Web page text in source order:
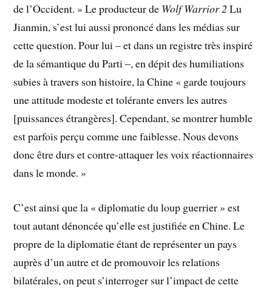
de l’Occident. » Le producteur de Wolf Warrior 2 Lu
Jianmin, s’est lui aussi prononcé dans les médias sur
cette question. Pour lui – et dans un registre très inspiré
de la sémantique du Parti –, en dépit des humiliations
subies à travers son histoire, la Chine « garde toujours
une attitude modeste et tolérante envers les autres
[puissances étrangères]. Cependant, se montrer humble
est parfois perçu comme une faiblesse. Nous devons
donc être durs et contre-attaquer les voix réactionnaires
dans le monde. »
C’est ainsi que la « diplomatie du loup guerrier » est
tout autant dénoncée qu’elle est justifiée en Chine. Le
propre de la diplomatie étant de représenter un pays
auprès d’un autre et de promouvoir les relations
bilatérales, on peut s’interroger sur l’impact de cette